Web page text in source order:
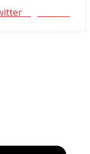
seguinos X